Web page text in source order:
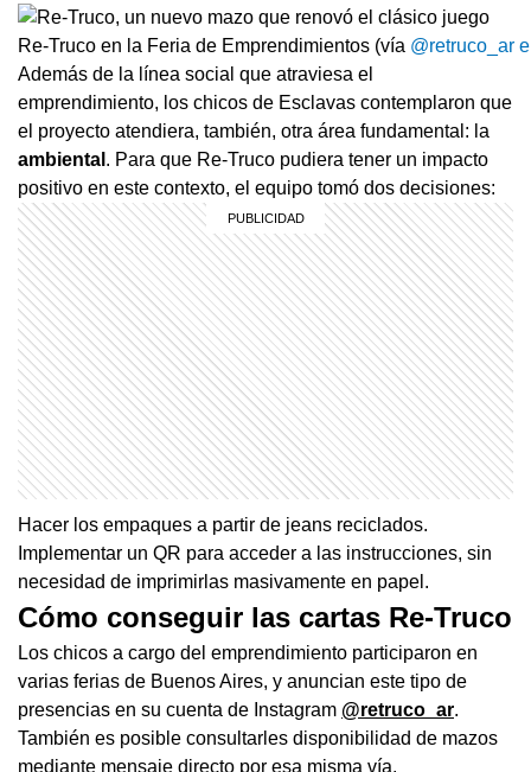
Re-Truco en la Feria de Emprendimientos (vía @retruco_ar
Además de la línea social que atraviesa el
emprendimiento, los chicos de Esclavas contemplaron que
el proyecto atendiera, también, otra área fundamental: la
ambiental . Para que Re-Truco pudiera tener un impacto
positivo en este contexto, el equipo tomó dos decisiones:
Hacer los empaques a partir de jeans reciclados.
Implementar un QR para acceder a las instrucciones, sin
necesidad de imprimirlas masivamente en papel.
Cómo conseguir las cartas Re-Truco
Los chicos a cargo del emprendimiento participaron en
varias ferias de Buenos Aires, y anuncian este tipo de
presencias en su cuenta de Instagram @retruco_ar.
También es posible consultarles disponibilidad de mazos
mediante mensaje directo por esa misma vía.